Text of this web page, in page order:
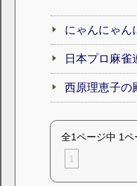
にゃんにゃん
日本プロ麻雀
西原理恵子の
全1ページ中 1
1